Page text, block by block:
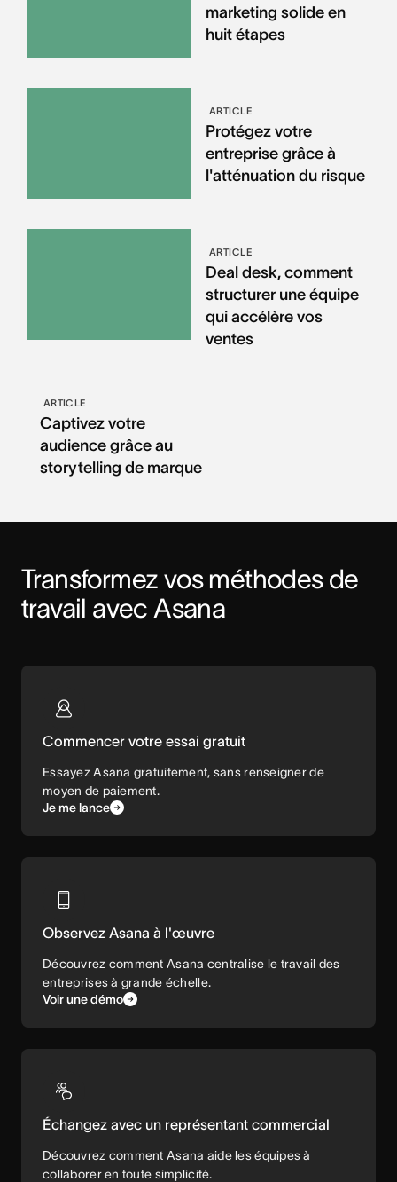
marketing solide en
huit étapes
ARTICLE
Protégez votre
entreprise grâce à
l'atténuation du risque
ARTICLE
Deal desk, comment
structurer une équipe
qui accélère vos
ventes
ARTICLE
Captivez votre
audience grâce au
storytelling de marque
Transformez vos méthodes de
travail avec Asana
Commencer votre essai gratuit
Essayez Asana gratuitement, sans renseigner de
moyen de paiement.
Je me lance
Observez Asana à l'œuvre
Découvrez comment Asana centralise le travail des
entreprises à grande échelle.
Voir une démo
Échangez avec un représentant commercial
Découvrez comment Asana aide les équipes à
collaborer en toute simplicité.